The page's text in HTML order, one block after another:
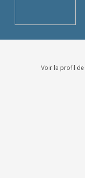
Voir le profil de